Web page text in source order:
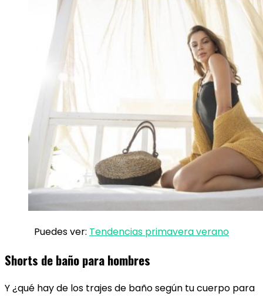
Puedes ver: Tendencias primavera verano
Shorts de baño para hombres
Y ¿qué hay de los trajes de baño según tu cuerpo para